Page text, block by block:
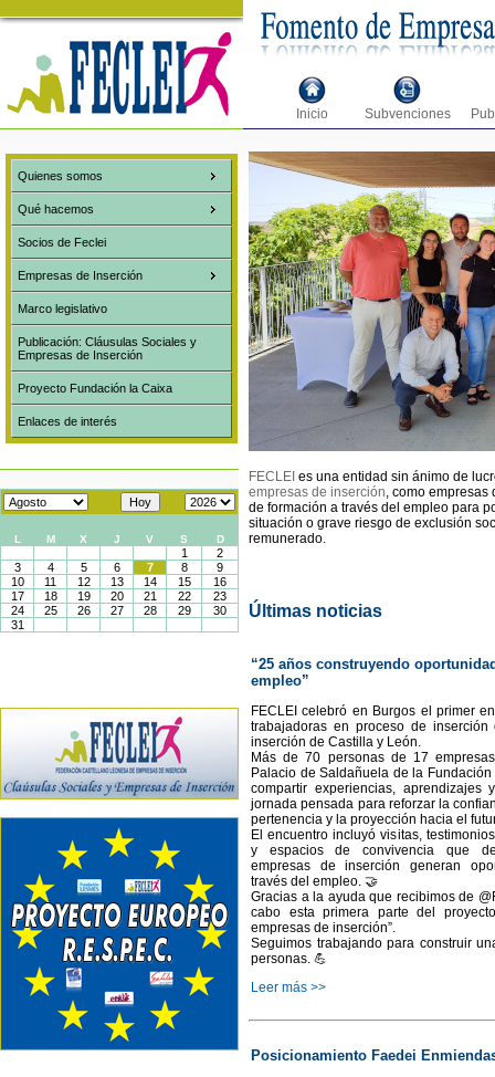
Inicio Subvenciones
Quienes somos
Qué hacemos
Socios de Feclei
Empresas de Inserción
Marco legislativo
Publicación: Cláusulas Sociales y
Empresas de Inserción
Proyecto Fundación la Caixa
Enlaces de interés
FECLEI es una entidad sin ánimo de
empresas de inserción, como empresas
de formación a través del empleo para
situación o grave riesgo de exclusión
remunerado.
Últimas noticias
“25 años construyendo
empleo”
FECLEI celebró en Burgos el primer
trabajadoras en proceso de
inserción de Castilla y León.
Más de 70 personas de 17
Palacio de Saldañuela de la
compartir experiencias, aprendizajes
jornada pensada para reforzar la
pertenencia y la proyección hacia el
El encuentro incluyó visitas,
y espacios de convivencia que
empresas de inserción generan
través del empleo. 🤝
Gracias a la ayuda que recibimos de
cabo esta primera parte del
empresas de inserción”.
Seguimos trabajando para construir
personas. 💪
Leer más >>
Posicionamiento Faedei